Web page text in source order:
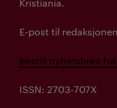
Kristiania.
E-post til
Bestill nyhetsbrev
ISSN: 2703-707X